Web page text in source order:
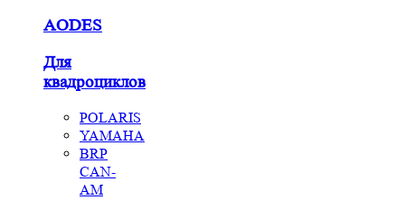
AODES
Для
квадроциклов
POLARIS
YAMAHA
BRP
CAN-
AM